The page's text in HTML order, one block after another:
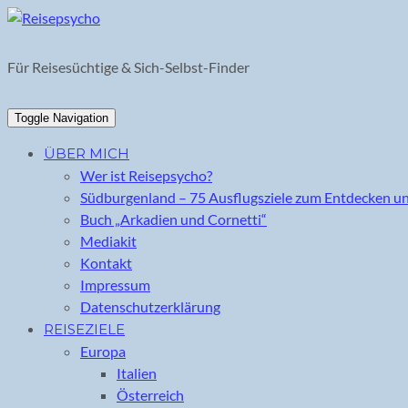
Skip
content
Für Reisesüchtige & Sich-Selbst-Finder
Toggle Navigation
ÜBER MICH
Wer ist Reisepsycho?
Südburgenland – 75 Ausflugsziele zum Entdecken
Buch „Arkadien und Cornetti“
Mediakit
Kontakt
Impressum
Datenschutzerklärung
REISEZIELE
Europa
Italien
Österreich